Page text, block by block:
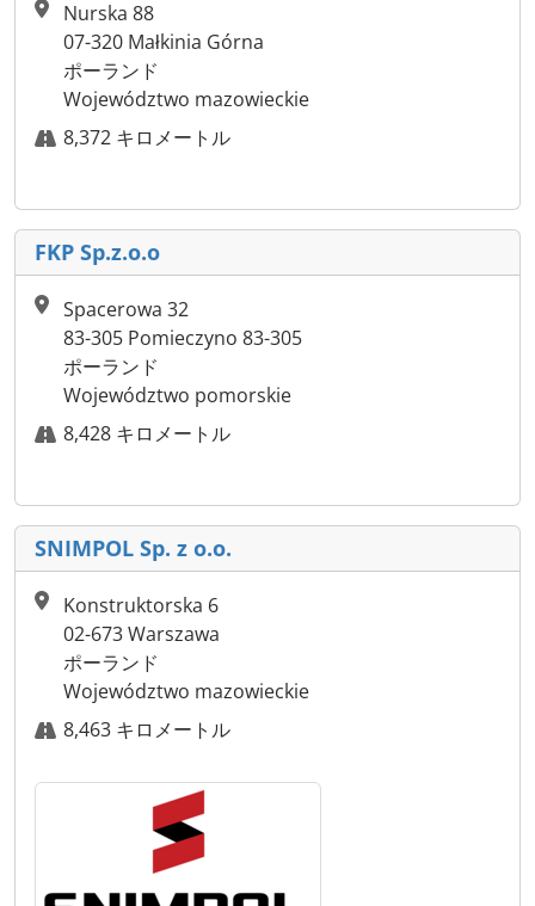
Nurska 88
07-320 Małkinia Górna
ポーランド
Województwo mazowieckie
8,372 キロメートル
FKP Sp.z.o.o
Spacerowa 32
83-305 Pomieczyno 83-305
ポーランド
Województwo pomorskie
8,428 キロメートル
SNIMPOL Sp. z o.o.
Konstruktorska 6
02-673 Warszawa
ポーランド
Województwo mazowieckie
8,463 キロメートル